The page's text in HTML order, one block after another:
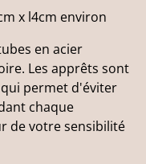
x l4cm environ
en acier
Les apprêts sont
permet d'éviter
chaque
de votre sensibilité